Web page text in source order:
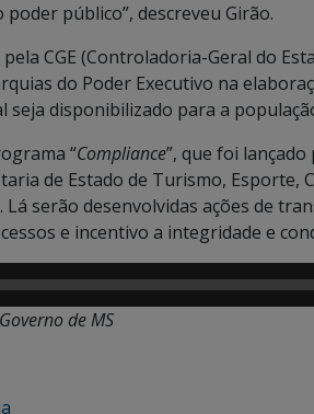
público”, descreveu Girão.
CGE (Controladoria-Geral do
do Poder Executivo na
disponibilizado para a
“Compliance”, que foi
de Estado de Turismo, Esporte,
serão desenvolvidas ações de
e incentivo a integridade e
de MS